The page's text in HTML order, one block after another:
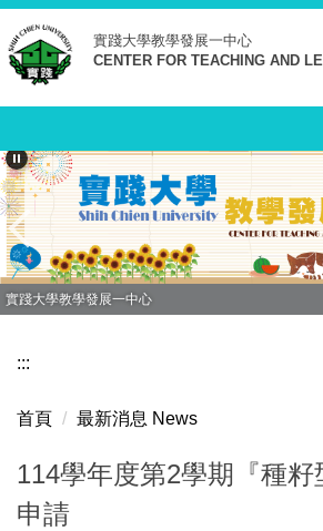
跳
到
主
要
容
區
實踐大學教學發展一中心
CENTER FOR TEACHING AND
實踐大學教學發展一中心
:::
首頁 最新消息 News
114學年度第2學期『種籽
申請